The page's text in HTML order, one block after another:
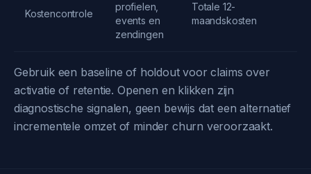
Kostencontrole
profielen,
events en
zendingen
Totale 12-
maandskosten
Gebruik een baseline of holdout voor claims over
activatie of retentie. Openen en klikken zijn
diagnostische signalen, geen bewijs dat een alternatief
incrementele omzet of minder churn veroorzaakt.